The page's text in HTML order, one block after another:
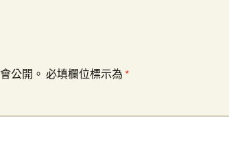
公開。 必填欄位標示為 *